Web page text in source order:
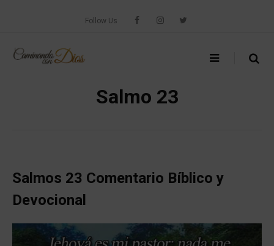
Follow Us
Salmo 23
Salmos 23 Comentario Bíblico y
Devocional